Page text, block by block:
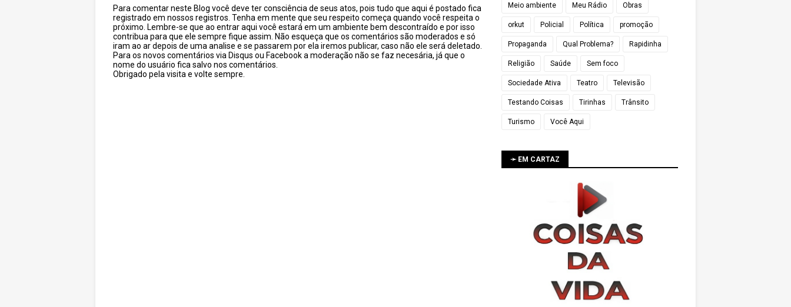
Para comentar neste Blog você deve ter consciência de seus atos, pois tudo que aqui é postado fica
registrado em nossos registros. Tenha em mente que seu respeito começa quando você respeita o
próximo. Lembre-se que ao entrar aqui você estará em um ambiente bem descontraído e por isso
contribua para que ele sempre fique assim. Não esqueça que os comentários são moderados e só
iram ao ar depois de uma analise e se passarem por ela iremos publicar, caso não ele será deletado.
Para os novos comentários via Disqus ou Facebook a moderação não se faz necesária, já que o
nome do usuário fica salvo nos comentários.
Obrigado pela visita e volte sempre.
Meio ambiente Meu Rádio Obras
orkut Policial Política promoção
Propaganda Qual Problema? Rapidinha
Religião Saúde Sem foco
Sociedade Ativa Teatro Televisão
Testando Coisas Tirinhas Trânsito
Turismo Você Aqui
➛ EM CARTAZ